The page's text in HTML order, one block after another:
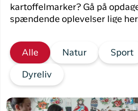
kartoffelmarker? Gå på
spændende oplevelser lige
Alle Natur Sport
Dyreliv